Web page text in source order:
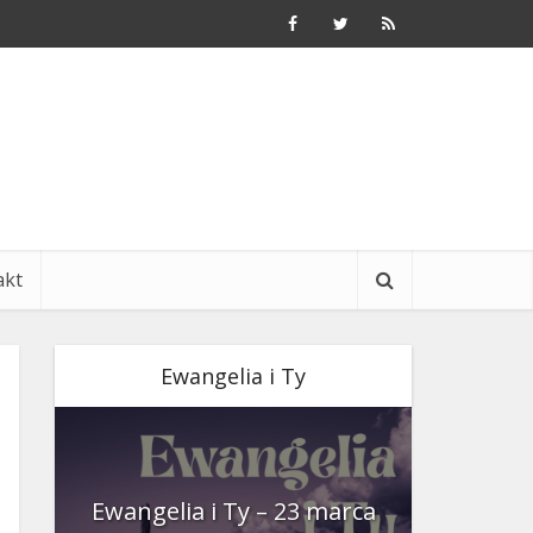
Ewangelia i Ty
Ewangelia i Ty – 23 marca